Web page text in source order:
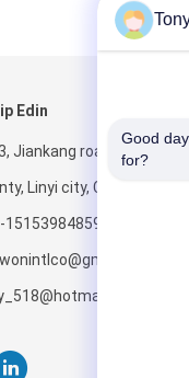
Edin
Jiankang road, Yishui
Linyi city, China
15153984859
Good
for?